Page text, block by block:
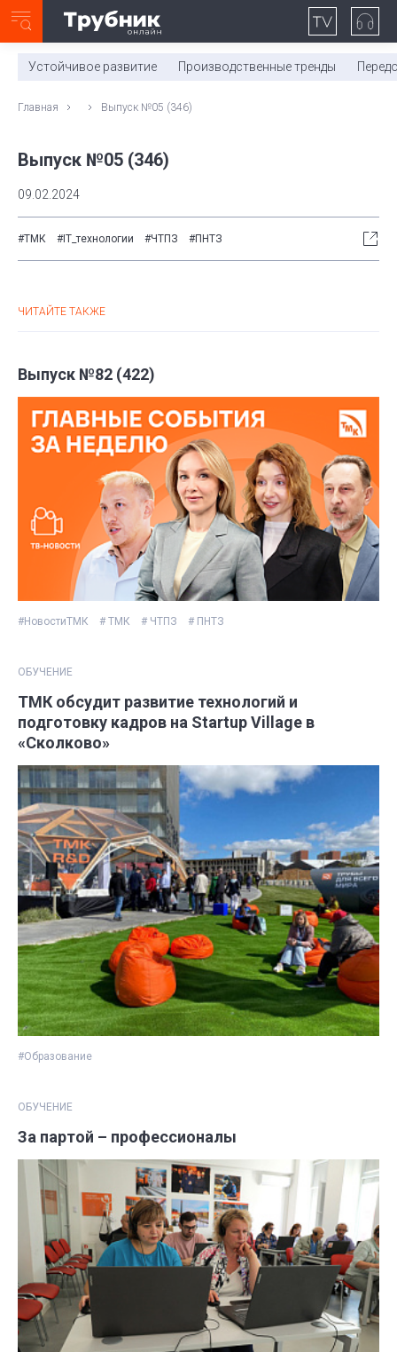
0:00/ 11:03
Устойчивое развитие Производственные тренды
Главная Выпуск №05 (346)
Выпуск №05 (346)
09.02.2024
#ТМК #IT_технологии #ЧТПЗ #ПНТЗ
ЧИТАЙТЕ ТАКЖЕ
Выпуск №82 (422)
#НовостиТМК # ТМК # ЧТПЗ # ПНТЗ
ОБУЧЕНИЕ
ТМК обсудит развитие технологий и
подготовку кадров на Startup Village в
«Сколково»
#Образование
ОБУЧЕНИЕ
За партой – профессионалы